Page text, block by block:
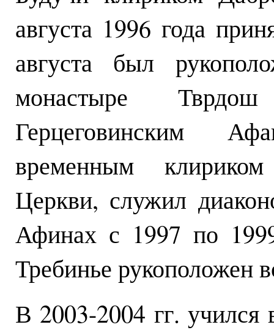
августа 1996 года
августа был
монастыре
Герцеговинским
временным
Церкви, служил
Афинах с 1997 по
Требинье рукоположен
В 2003-2004 гг.